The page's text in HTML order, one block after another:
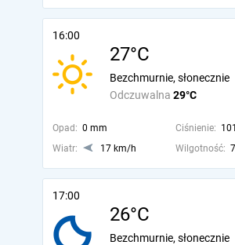
16:00
27°C
Odczuwalna 29°C
Bezchmurnie, słonecznie
Opad: 0 mm Ciśnienie:
Wiatr:
17 km/h Wilgotność:
17:00
26°C
Bezchmurnie, słonecznie